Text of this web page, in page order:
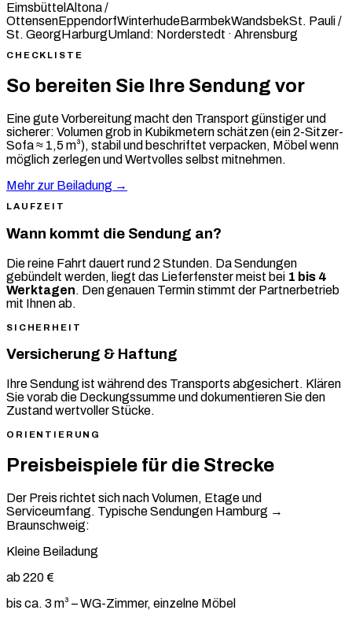
EimsbüttelAltona /
OttensenEppendorfWinterhudeBarmbekWandsbekSt. Pauli /
St. GeorgHarburgUmland: Norderstedt · Ahrensburg
CHECKLISTE
So bereiten Sie Ihre Sendung vor
Eine gute Vorbereitung macht den Transport günstiger und
sicherer: Volumen grob in Kubikmetern schätzen (ein 2-Sitzer-
Sofa ≈ 1,5 m³), stabil und beschriftet verpacken, Möbel wenn
möglich zerlegen und Wertvolles selbst mitnehmen.
Mehr zur Beiladung →
LAUFZEIT
Wann kommt die Sendung an?
Die reine Fahrt dauert rund 2 Stunden. Da Sendungen
gebündelt werden, liegt das Lieferfenster meist bei 1 bis 4
Werktagen. Den genauen Termin stimmt der Partnerbetrieb
mit Ihnen ab.
SICHERHEIT
Versicherung & Haftung
Ihre Sendung ist während des Transports abgesichert. Klären
Sie vorab die Deckungssumme und dokumentieren Sie den
Zustand wertvoller Stücke.
ORIENTIERUNG
Preisbeispiele für die Strecke
Der Preis richtet sich nach Volumen, Etage und
Serviceumfang. Typische Sendungen Hamburg →
Braunschweig:
Kleine Beiladung
ab 220 €
bis ca. 3 m³ – WG-Zimmer, einzelne Möbel